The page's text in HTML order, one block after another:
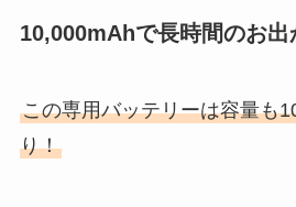
10,000mAhで長時間のお出
この専用バッテリーは容量も
り！